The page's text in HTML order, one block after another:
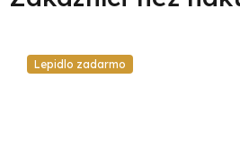
Lepidlo zadarmo